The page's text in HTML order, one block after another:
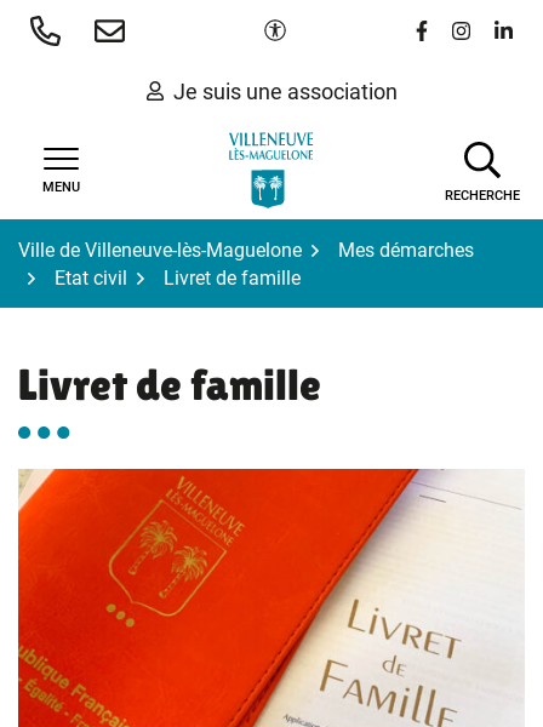
Aller
Paramètres d'accessibilité
Lien vers le
Lien vers
Lien
Je suis une association
MENU
RECHERCHE
Ville de Villeneuve-lès-Maguelone
Mes démarches
Etat civil
Livret de famille
Livret de famille